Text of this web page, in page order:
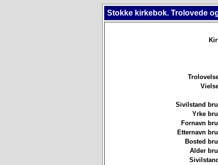
Stokke kirkebok. Trolovede
Sivilstand
Yrke
Fornavn
Etternavn
Bosted
Alder